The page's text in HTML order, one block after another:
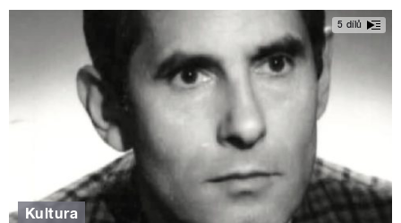
5 dílů
Kultura